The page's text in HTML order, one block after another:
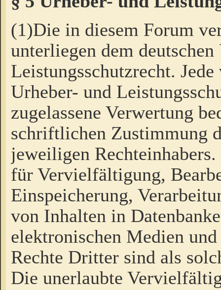
(1)Die in diesem Forum
unterliegen dem
Leistungsschutzrecht.
Urheber- und
zugelassene Verwertung
schriftlichen Zustimmung
jeweiligen
für Vervielfältigung,
Einspeicherung,
von Inhalten in
elektronischen Medien
Rechte Dritter sind als
Die unerlaubte